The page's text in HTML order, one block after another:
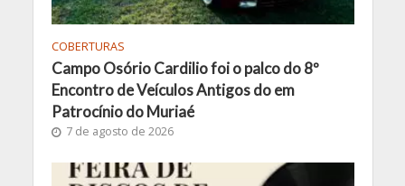
COBERTURAS
Campo Osório Cardilio foi o palco do 8º
Encontro de Veículos Antigos do em
Patrocínio do Muriaé
7 de agosto de 2026